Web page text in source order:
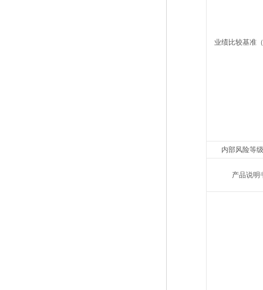
业绩比较基准
内部风险等
产品说明